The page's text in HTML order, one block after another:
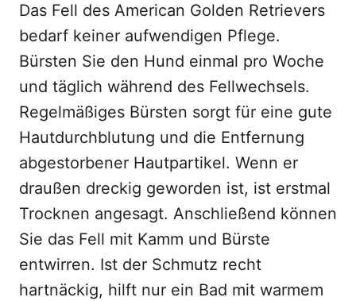
Das Fell des American Golden Retrievers
bedarf keiner aufwendigen Pflege.
Bürsten Sie den Hund einmal pro Woche
und täglich während des Fellwechsels.
Regelmäßiges Bürsten sorgt für eine gute
Hautdurchblutung und die Entfernung
abgestorbener Hautpartikel. Wenn er
draußen dreckig geworden ist, ist erstmal
Trocknen angesagt. Anschließend können
Sie das Fell mit Kamm und Bürste
entwirren. Ist der Schmutz recht
hartnäckig, hilft nur ein Bad mit warmem